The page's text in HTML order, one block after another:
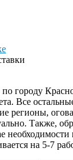
городу
Все
регионы,
Также,
необходимости
на 5-7